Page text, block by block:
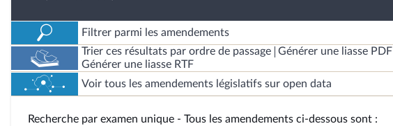
Filtrer parmi les amendements
Trier ces résultats par ordre de passage
Générer une liasse PDF
Générer une liasse RTF
Voir tous les amendements législatifs sur open data
Recherche par examen unique - Tous les amendements ci-dessous sont :